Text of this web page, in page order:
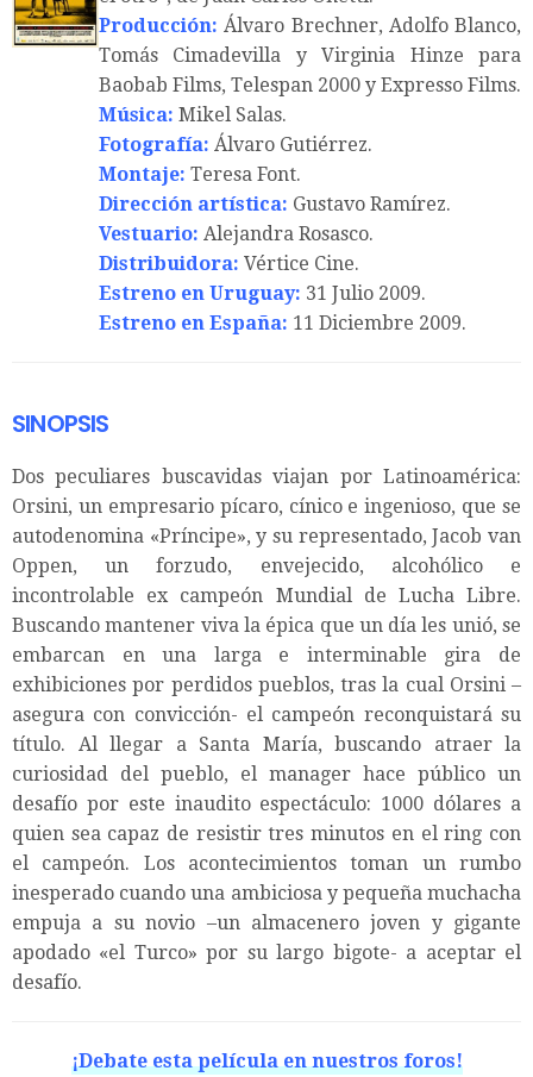
Producción:Álvaro Brechner, Adolfo Blanco,
Tomás Cimadevilla y Virginia Hinze para
Baobab Films, Telespan 2000 y Expresso Films.
Música: Mikel Salas.
Fotografía: Álvaro Gutiérrez.
Montaje: Teresa Font.
Dirección artística: Gustavo Ramírez.
Vestuario: Alejandra Rosasco.
Distribuidora: Vértice Cine.
Estreno en Uruguay: 31 Julio 2009.
Estreno en España: 11 Diciembre 2009.
SINOPSIS
Dos peculiares buscavidas viajan por Latinoamérica:
Orsini, un empresario pícaro, cínico e ingenioso, que se
autodenomina «Príncipe», y su representado, Jacob van
Oppen, un forzudo, envejecido, alcohólico e
incontrolable ex campeón Mundial de Lucha Libre.
Buscando mantener viva la épica que un día les unió, se
embarcan en una larga e interminable gira de
exhibiciones por perdidos pueblos, tras la cual Orsini –
asegura con convicción- el campeón reconquistará su
título. Al llegar a Santa María, buscando atraer la
curiosidad del pueblo, el manager hace público un
desafío por este inaudito espectáculo: 1000 dólares a
quien sea capaz de resistir tres minutos en el ring con
el campeón. Los acontecimientos toman un rumbo
inesperado cuando una ambiciosa y pequeña muchacha
empuja a su novio –un almacenero joven y gigante
apodado «el Turco» por su largo bigote- a aceptar el
desafío.
¡Debate esta película en nuestros foros!